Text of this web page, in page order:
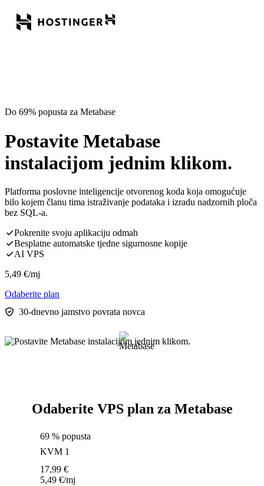
Do 69% popusta za Metabase
Postavite Metabase
instalacijom jednim klikom.
Platforma poslovne inteligencije otvorenog koda koja omogućuje
bilo kojem članu tima istraživanje podataka i izradu nadzornih ploča
bez SQL-a.
Pokrenite svoju aplikaciju odmah
Besplatne automatske tjedne sigurnosne kopije
AI VPS
5,49 €/mj
Odaberite plan
30-dnevno jamstvo povrata novca
Odaberite VPS plan za Metabase
69 % popusta
KVM 1
17,99 €
5,49 €/mj